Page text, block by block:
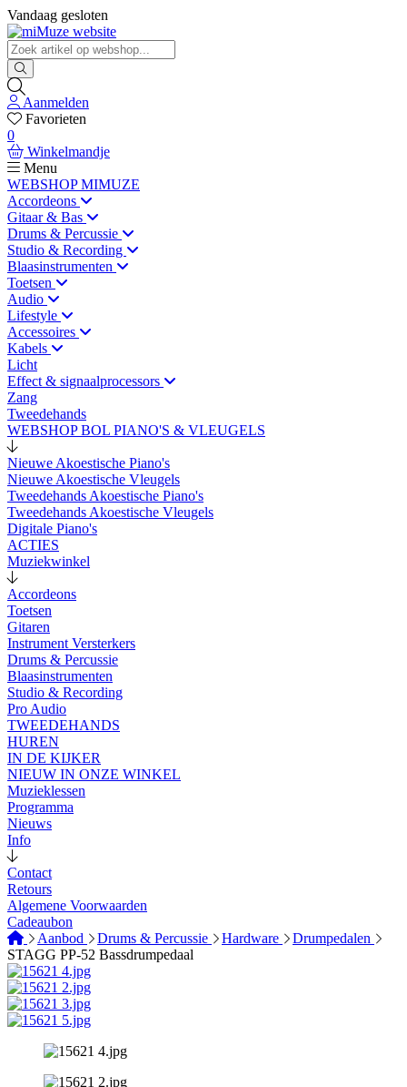
Vandaag gesloten
Aanmelden
Favorieten
0
Winkelmandje
Menu
WEBSHOP MIMUZE
Accordeons
Gitaar & Bas
Drums & Percussie
Studio & Recording
Blaasinstrumenten
Toetsen
Audio
Lifestyle
Accessoires
Kabels
Licht
Effect & signaalprocessors
Zang
Tweedehands
WEBSHOP BOL PIANO'S & VLEUGELS
Nieuwe Akoestische Piano's
Nieuwe Akoestische Vleugels
Tweedehands Akoestische Piano's
Tweedehands Akoestische Vleugels
Digitale Piano's
ACTIES
Muziekwinkel
Accordeons
Toetsen
Gitaren
Instrument Versterkers
Drums & Percussie
Blaasinstrumenten
Studio & Recording
Pro Audio
TWEEDEHANDS
HUREN
IN DE KIJKER
NIEUW IN ONZE WINKEL
Muzieklessen
Programma
Nieuws
Info
Contact
Retours
Algemene Voorwaarden
Cadeaubon
Aanbod
Drums & Percussie Hardware
Drumpedalen
STAGG PP-52 Bassdrumpedaal